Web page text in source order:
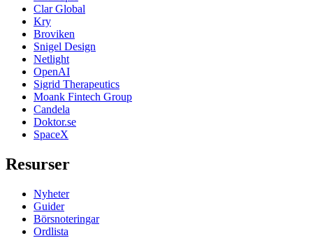
Clar Global
Kry
Broviken
Snigel Design
Netlight
OpenAI
Sigrid Therapeutics
Moank Fintech Group
Candela
Doktor.se
SpaceX
Resurser
Nyheter
Guider
Börsnoteringar
Ordlista